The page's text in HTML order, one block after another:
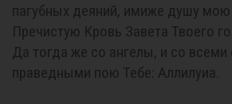
пагубных деяний, имиже душу
Пречистую Кровь Завета Твоего
Да тогда же со ангелы, и со
праведными пою Тебе: Аллилуиа.